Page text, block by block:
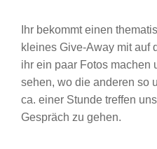
Ihr bekommt einen
kleines Give-Away mit auf
ihr ein paar Fotos machen
sehen, wo die anderen so
ca. einer Stunde treffen
Gespräch zu gehen.